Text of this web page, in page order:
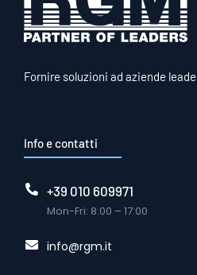
Fornire soluzioni ad aziende
Info e contatti
+39 010 609971
Mon-Fri: 8:00 – 17:00
info@rgm.it